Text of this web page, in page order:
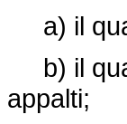
a) il
b) il
appalti;